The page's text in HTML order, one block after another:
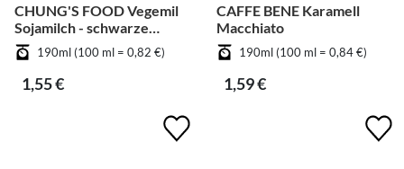
CHUNG'S FOOD Vegemil
Sojamilch - schwarze
Bohnen190ml (100 ml = 0,82 €)
1,55 €
CAFFE BENE Karamell
Macchiato
190ml (100 ml = 0,84 €)
1,59 €